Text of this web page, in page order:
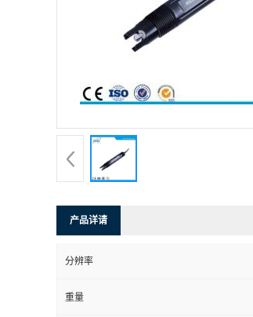
产品详请
分辨率
重量